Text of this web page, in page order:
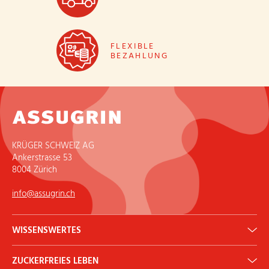
FLEXIBLE
BEZAHLUNG
KRÜGER SCHWEIZ AG
Ankerstrasse 53
8004 Zürich
info@assugrin.ch
WISSENSWERTES
ADI Rechner
ZUCKERFREIES LEBEN